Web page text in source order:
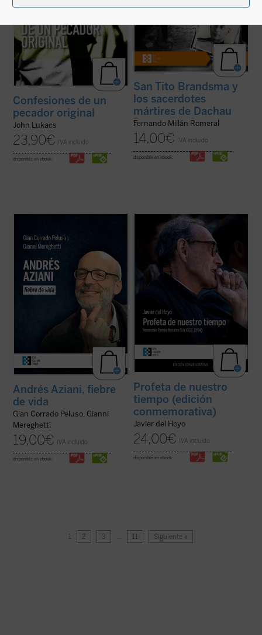
Confesiones de un
pecador original
John Lukacs
23,90€ IVA incluido
disponible en ebook:
San Tito Brandsma y
los sacerdotes
mártires de Dachau
Fernando Millán Romeral
14,00€ IVA incluido
disponible en ebook:
beatificación en 2016 de un profesor de
filosofía italiano llamado Andrés Aziani.
¿Quién fue este docente que impactó de tal
forma las vidas de tantas personas a ...
(ver
ficha)
Andrés Aziani, fiebre
de vida
Gian Corrado Peluso, Gianni
Mereghetti
19,00€ IVA incluido
disponible en ebook:
Profeta de nuestro tiempo nos presenta la
biografía de un hombre, el Venerable
Tomás Morales SJ, en cuyo devenir
histórico se amasan los aconteceres
sociales y políticos, culturales y eclesiales
más trascendentes de España en el siglo ...
(ver ficha)
Profeta de nuestro
tiempo (edición
conmemorativa)
Javier del Hoyo
24,00€ IVA incluido
disponible en ebook:
1 2 3 … 11 Siguiente »